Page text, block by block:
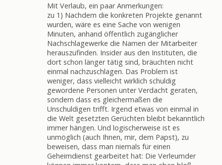
Mit Verlaub, ein paar Anmerkungen:
zu 1) Nachdem die konkreten Projekte genannt
wurden, wäre es eine Sache von wenigen
Minuten, anhand öffentlich zugänglicher
Nachschlagewerke die Namen der Mitarbeiter
herauszufinden. Insider aus den Instituten, die
dort schon länger tätig sind, bräuchten nicht
einmal nachzuschlagen. Das Problem ist
weniger, dass vielleicht wirklich schuldig
gewordene Personen unter Verdacht geraten,
sondern dass es gleichermaßen die
Unschuldigen trifft. Irgend etwas von einmal in
die Welt gesetzten Gerüchten bleibt bekanntlich
immer hängen. Und logischerweise ist es
unmöglich (auch Ihnen, mir, dem Papst), zu
beweisen, dass man niemals für einen
Geheimdienst gearbeitet hat: Die Verleumder